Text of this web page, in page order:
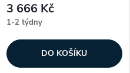
3 666 Kč
1-2 týdny
DO KOŠÍKU